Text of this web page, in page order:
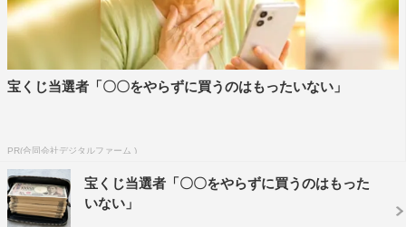
また、体力的にもつらい撮影について杏は「普段こんなに
はしごを登り降りする事がないので、腕が結構筋肉痛にな
った」、斎藤も「ジムみたいなセットだった」と語った。
間必要です」と回答。吉田は「これは撮影じゃないのかっ
て思うよね。一晩寝たうちに運ばれちゃったかってまずは
宝くじ当選者「〇〇をやらずに買うのはもったいない」
PR(合同会社デジタルファーム )
宝くじ当選者「〇〇をやらずに買うのはもった
いない」